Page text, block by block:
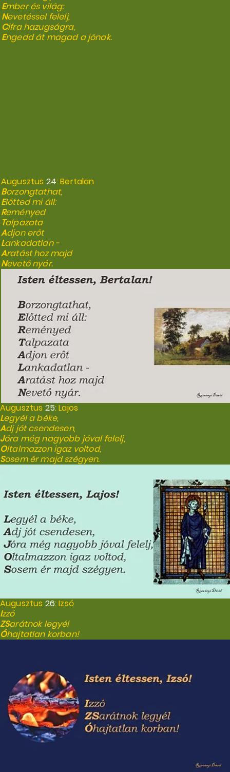
Ember és világ:
Nevetéssel felelj,
Cifra hazugságra,
Engedd át magad a jónak.
Augusztus 24: Bertalan
Borzongtathat,
Előtted mi áll:
Reményed
Talpazata
Adjon erőt
Lankadatlan -
Aratást hoz majd
Nevető nyár.
Augusztus 25: Lajos
Legyél a béke,
Adj jót csendesen,
Jóra még nagyobb jóval felelj,
Oltalmazzon igaz voltod,
Sosem ér majd szégyen.
Augusztus 26: Izsó
Izzó
ZSarátnok legyél
Óhajtatlan korban!